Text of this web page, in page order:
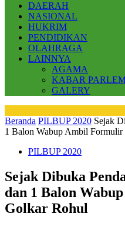
DAERAH
NASIONAL
HUKRIM
PENDIDIKAN
OLAHRAGA
LAINNYA
AGAMA
KABAR
GALERY
Beranda PILBUP 2020 Sejak
1 Balon Wabup Ambil Formulir
PILBUP 2020
Sejak Dibuka
dan 1 Balon
Golkar Rohul